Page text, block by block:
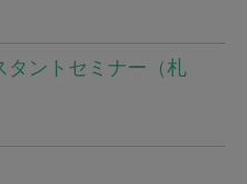
タントセミナー（札